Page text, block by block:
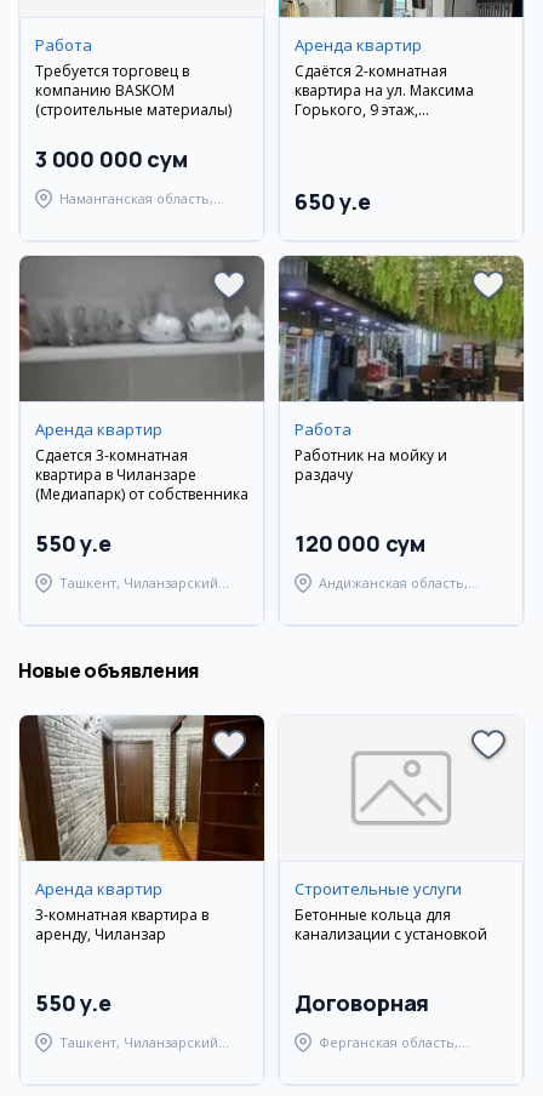
Работа
Требуется торговец в
компанию BASKOM
(строительные материалы)
3 000 000 сум
Наманганская область,
Аренда квартир
Сдаётся 2-комнатная
квартира на ул. Максима
Горького, 9 этаж,
650 y.e
Аренда квартир
Сдается 3-комнатная
квартира в Чиланзаре
(Медиапарк) от собственника
550 y.e
Ташкент, Чиланзарский
Работа
Работник на мойку и
раздачу
120 000 сум
Андижанская область,
Новые объявления
Аренда квартир
3-комнатная квартира в
аренду, Чиланзар
550 y.e
Ташкент, Чиланзарский
Строительные услуги
Бетонные кольца для
канализации с установкой
Договорная
Ферганская область,